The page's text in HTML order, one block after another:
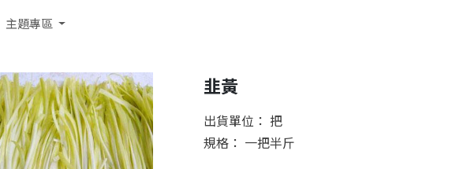
主題專區
韭黃
出貨單位： 把
規格： 一把半斤